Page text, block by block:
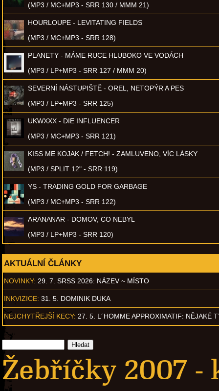
(MP3 / MC+MP3 - SRR 130 / MMM 21)
HOURLOUPE - LEVITATING FIELDS
(MP3 / MC+MP3 - SRR 128)
PLANETY - MÁME RUCE HLUBOKO VE VODÁCH
(MP3 / LP+MP3 - SRR 127 / MMM 20)
SEVERNÍ NÁSTUPIŠTĚ - OREL, NETOPÝR A PES
(MP3 / LP+MP3 - SRR 125)
UKWXXX - DIE INFLUENCER
(MP3 / MC+MP3 - SRR 121)
KISS ME KOJAK / FETCH! - ZAMLUVENO, VÍC LÁSKY
(MP3 / SPLIT 12" - SRR 119)
YS - TRADING GOLD FOR GARBAGE
(MP3 / MC+MP3 - SRR 122)
ARANANAR - DOMOV, CO NEBYL
(MP3 / LP+MP3 - SRR 120)
AKTUÁLNÍ ČLÁNKY
NOVINKY: 29. 7. SRSS 2026: NÁZEV ~ MÍSTO
INKVIZICE: 31. 5. DOMINIK DUKA
NEJCHYTŘEJŠÍ KECY: 27. 5. L´HOMME APPROXIMATIF: NĚJAKÉ
Žebříčky 2007 -